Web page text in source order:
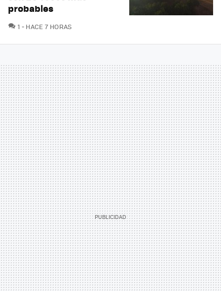
probables
1 COMENTARIOS
HACE 7 HORAS